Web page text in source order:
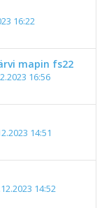
16:22
mapin fs22
16:56
14:51
14:52